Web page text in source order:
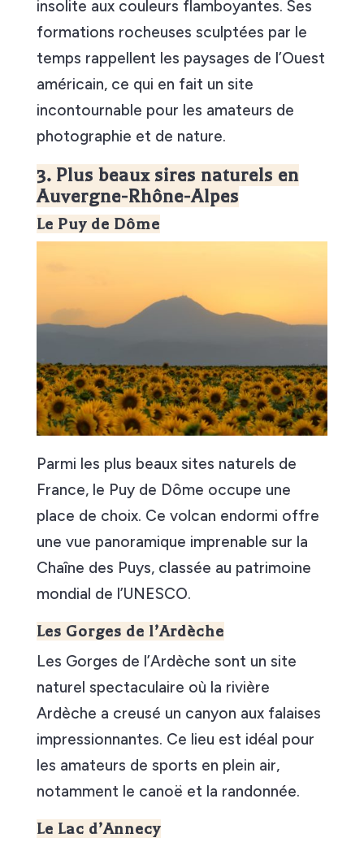
insolite aux couleurs flamboyantes. Ses
formations rocheuses sculptées par le
temps rappellent les paysages de l’Ouest
américain, ce qui en fait un site
incontournable pour les amateurs de
photographie et de nature.
3. Plus beaux sires naturels en
Auvergne-Rhône-Alpes
Le Puy de Dôme
Parmi les plus beaux sites naturels de
France, le Puy de Dôme occupe une
place de choix. Ce volcan endormi offre
une vue panoramique imprenable sur la
Chaîne des Puys, classée au patrimoine
mondial de l’UNESCO.
Les Gorges de l’Ardèche
Les Gorges de l’Ardèche sont un site
naturel spectaculaire où la rivière
Ardèche a creusé un canyon aux falaises
impressionnantes. Ce lieu est idéal pour
les amateurs de sports en plein air,
notamment le canoë et la randonnée.
Le Lac d’Annecy